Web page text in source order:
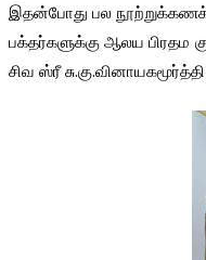
இதன்போது பல
பக்தர்களுக்கு ஆலய பிரதம
சிவ ஸ்ரீ சு.கு.வினாயகமூர்த்தி